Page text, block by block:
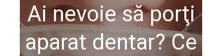
Ai nevoie să porţi
aparat dentar? Ce